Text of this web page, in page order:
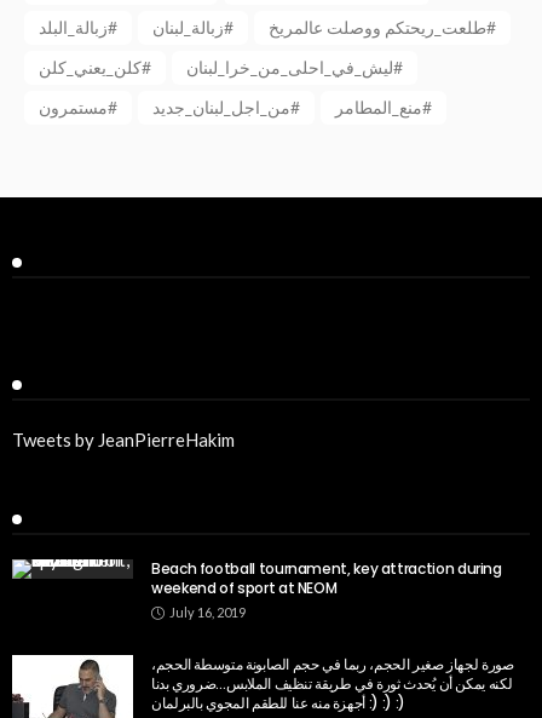
زبالة_البلد#
زبالة_لبنان#
طلعت_ريحتكم ووصلت عالمريخ#
كلن_يعني_كلن#
ليش_في_احلى_من_خرا_لبنان#
مستمرون#
من_اجل_لبنان_جديد# منع_المطامر#
Tweets by JeanPierreHakim
Beach football tournament, key attraction during
weekend of sport at NEOM
July 16, 2019
صورة لجهاز صغير الحجم، ربما في حجم الصابونة متوسطة الحجم،
لكنه يمكن أن يُحدث ثورة في طريقة تنظيف الملابس…ضروري بدنا
أجهزة منه عنا للطقم المجوي بالبرلمان :) :) :)